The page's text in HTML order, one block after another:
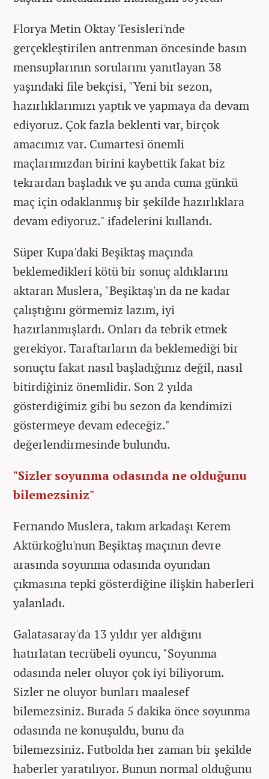
Florya Metin Oktay Tesisleri'nde
gerçekleştirilen antrenman öncesinde basın
mensuplarının sorularını yanıtlayan 38
yaşındaki file bekçisi, "Yeni bir sezon,
hazırlıklarımızı yaptık ve yapmaya da devam
ediyoruz. Çok fazla beklenti var, birçok
amacımız var. Cumartesi önemli
maçlarımızdan birini kaybettik fakat biz
tekrardan başladık ve şu anda cuma günkü
maç için odaklanmış bir şekilde hazırlıklara
devam ediyoruz." ifadelerini kullandı.
Süper Kupa'daki Beşiktaş maçında
beklemedikleri kötü bir sonuç aldıklarını
aktaran Muslera, "Beşiktaş'ın da ne kadar
çalıştığını görmemiz lazım, iyi
hazırlanmışlardı. Onları da tebrik etmek
gerekiyor. Taraftarların da beklemediği bir
sonuçtu fakat nasıl başladığınız değil, nasıl
bitirdiğiniz önemlidir. Son 2 yılda
gösterdiğimiz gibi bu sezon da kendimizi
göstermeye devam edeceğiz."
değerlendirmesinde bulundu.
"Sizler soyunma odasında ne olduğunu
bilemezsiniz"
Fernando Muslera, takım arkadaşı Kerem
Aktürkoğlu'nun Beşiktaş maçının devre
arasında soyunma odasında oyundan
çıkmasına tepki gösterdiğine ilişkin haberleri
yalanladı.
Galatasaray'da 13 yıldır yer aldığını
hatırlatan tecrübeli oyuncu, "Soyunma
odasında neler oluyor çok iyi biliyorum.
Sizler ne oluyor bunları maalesef
bilemezsiniz. Burada 5 dakika önce soyunma
odasında ne konuşuldu, bunu da
bilemezsiniz. Futbolda her zaman bir şekilde
haberler yaratılıyor. Bunun normal olduğunu